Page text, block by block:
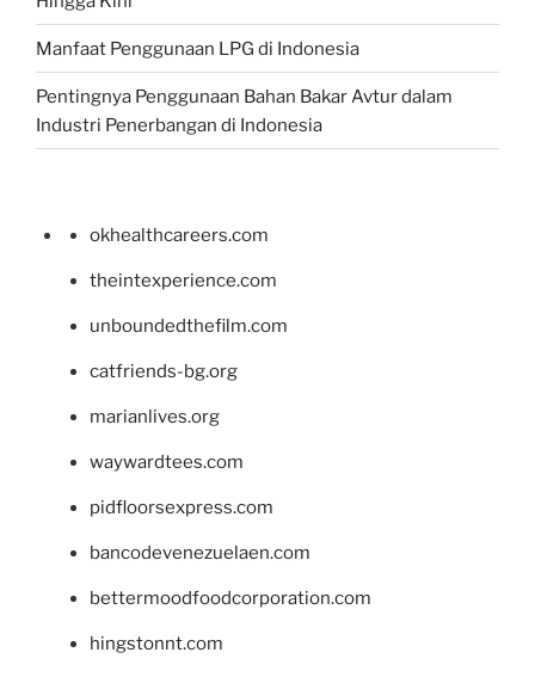
Manfaat Penggunaan LPG di Indonesia
Pentingnya Penggunaan Bahan Bakar Avtur dalam
Industri Penerbangan di Indonesia
okhealthcareers.com
theintexperience.com
unboundedthefilm.com
catfriends-bg.org
marianlives.org
waywardtees.com
pidfloorsexpress.com
bancodevenezuelaen.com
bettermoodfoodcorporation.com
hingstonnt.com